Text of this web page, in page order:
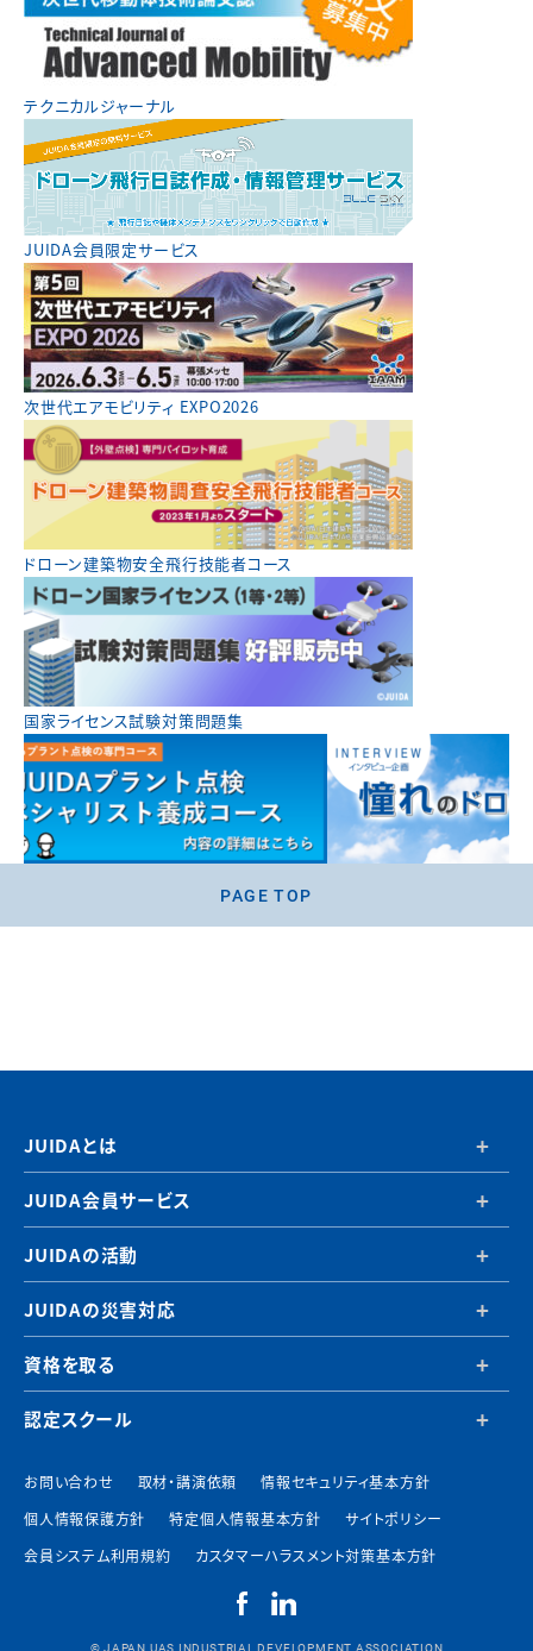
テクニカルジャーナル
JUIDA会員限定サービス
次世代エアモビリティ EXPO2026
ドローン建築物安全飛行技能者コース
国家ライセンス試験対策問題集
PAGE TOP
JUIDAとは
JUIDA会員サービス
JUIDAの活動
JUIDAの災害対応
資格を取る
認定スクール
お問い合わせ 取材・講演依頼
情報セキュリティ基本方針
個人情報保護方針
特定個人情報基本方針
サイトポリシー
会員システム利用規約
カスタマーハラスメント対策基本方針